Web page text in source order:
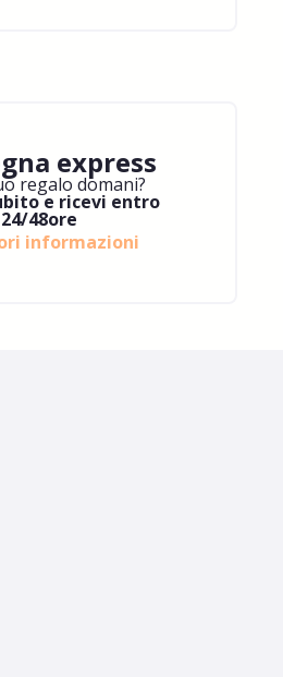
express
regalo domani?
e ricevi entro
24/48ore
informazioni